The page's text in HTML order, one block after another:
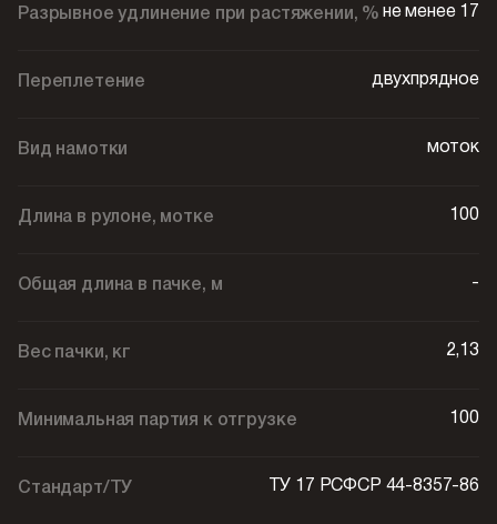
Разрывное удлинение при растяжении, % не менее 17
Переплетение двухпрядное
Вид намотки моток
Длина в рулоне, мотке 100
Общая длина в пачке, м -
Вес пачки, кг 2,13
Минимальная партия к отгрузке 100
Стандарт/ТУ ТУ 17 РСФСР 44-8357-86